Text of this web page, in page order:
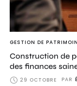
GESTION DE
Construction de
des finances
29 OCTOBRE PAR